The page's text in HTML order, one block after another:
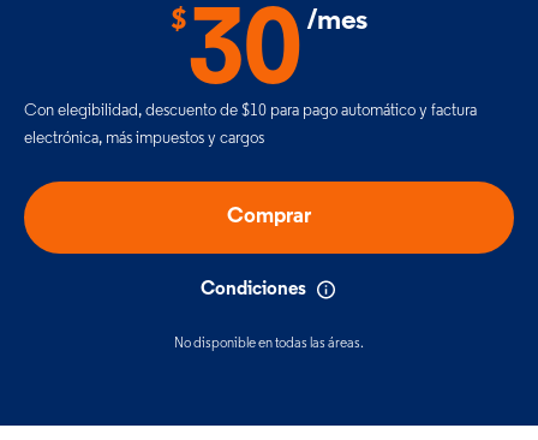
$30 /mes
Con elegibilidad, descuento de $10 para pago automático y factura
electrónica, más impuestos y cargos
Comprar
Condiciones
No disponible en todas las áreas.